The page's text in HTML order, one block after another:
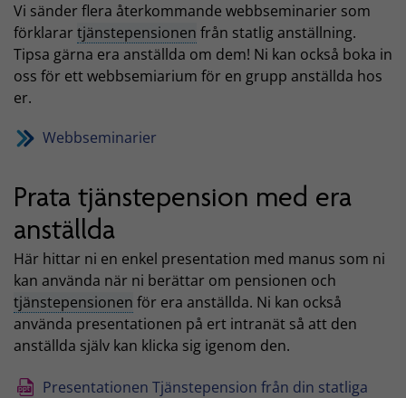
Vi sänder flera återkommande webbseminarier som
förklarar tjänstepensionen från statlig anställning.
Tipsa gärna era anställda om dem! Ni kan också boka in
oss för ett webbsemiarium för en grupp anställda hos
er.
Webbseminarier
Prata tjänstepension med era
anställda
Här hittar ni en enkel presentation med manus som ni
kan använda när ni berättar om pensionen och
tjänstepensionen för era anställda. Ni kan också
använda presentationen på ert intranät så att den
anställda själv kan klicka sig igenom den.
Presentationen Tjänstepension från din statliga